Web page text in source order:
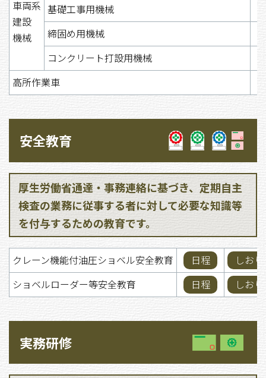
車両系
建設
機械
基礎工事用機械
締固め用機械
コンクリート打設用機械
高所作業車
安全教育
厚生労働省通達・事務連絡に基づき、定期自主
検査の業務に従事する者に対して必要な知識等
を付与するための教育です。
クレーン機能付油圧ショベル安全教育 日程
しおり
ショベルローダー等安全教育
日程 しおり
実務研修